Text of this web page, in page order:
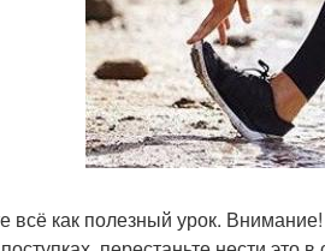
всё как полезный урок.